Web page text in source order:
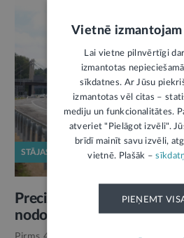
STĀJAS SPĒKĀ
Precizēta
nodokļa atvieglojuma
Vietnē
Lai vietne pilnvērtīgi
izmantotas
sīkdatnes. Ar Jūsu
izmantotas vēl citas –
mediju un funkcionalitātes.
atveriet "Pielāgot izvēli".
brīdī mainīt savu izvēli,
vietnē. Plašāk –
PIEŅEMT